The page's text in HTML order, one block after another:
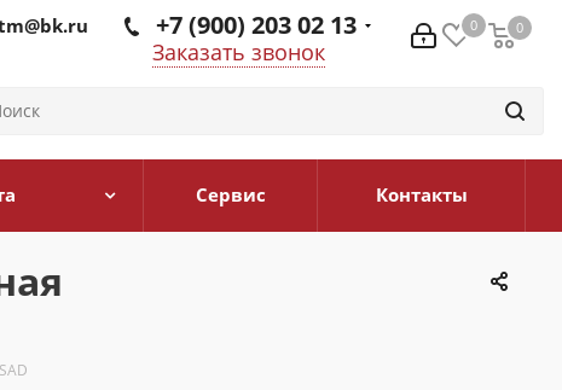
0 0
0
+7 (900) 203 02 13
Заказать звонок
Сервис Контакты